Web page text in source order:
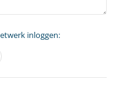
inloggen: